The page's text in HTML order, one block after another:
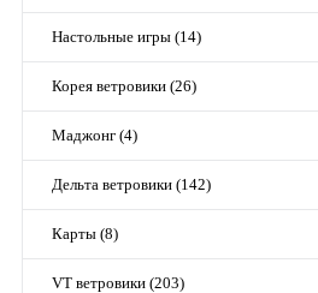
Настольные игры (14)
Корея ветровики (26)
Маджонг (4)
Дельта ветровики (142)
Карты (8)
VT ветровики (203)